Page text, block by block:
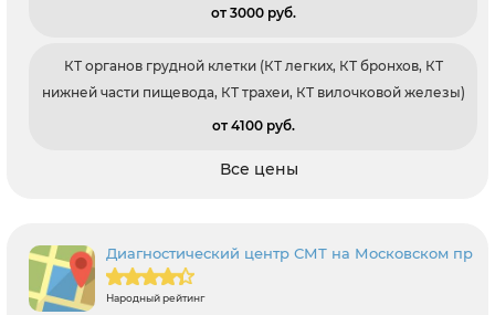
от 3000 pуб.
КТ органов грудной клетки (КТ легких, КТ бронхов, КТ
нижней части пищевода, КТ трахеи, КТ вилочковой железы)
от 4100 pуб.
Все цены
Диагностический центр СМТ на Московском пр
Народный рейтинг